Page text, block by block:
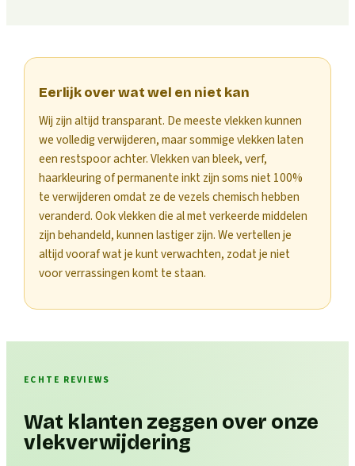
Eerlijk over wat wel en niet kan
Wij zijn altijd transparant. De meeste vlekken kunnen
we volledig verwijderen, maar sommige vlekken laten
een restspoor achter. Vlekken van bleek, verf,
haarkleuring of permanente inkt zijn soms niet 100%
te verwijderen omdat ze de vezels chemisch hebben
veranderd. Ook vlekken die al met verkeerde middelen
zijn behandeld, kunnen lastiger zijn. We vertellen je
altijd vooraf wat je kunt verwachten, zodat je niet
voor verrassingen komt te staan.
ECHTE REVIEWS
Wat klanten zeggen over onze
vlekverwijdering